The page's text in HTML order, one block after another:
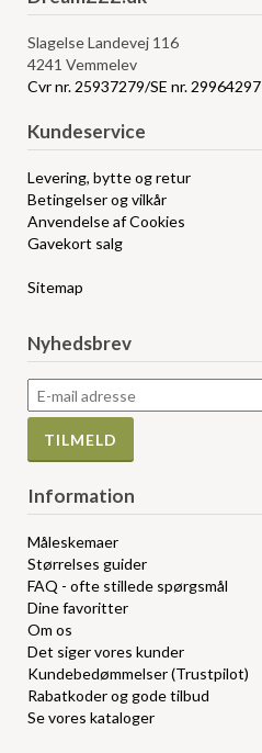
Slagelse Landevej 116
4241 Vemmelev
Cvr nr. 25937279/SE nr. 29964297
Kundeservice
Levering, bytte og retur
Betingelser og vilkår
Anvendelse af Cookies
Gavekort salg
Sitemap
Nyhedsbrev
Information
Måleskemaer
Størrelses guider
FAQ - ofte stillede spørgsmål
Dine favoritter
Om os
Det siger vores kunder
Kundebedømmelser (Trustpilot)
Rabatkoder og gode tilbud
Se vores kataloger